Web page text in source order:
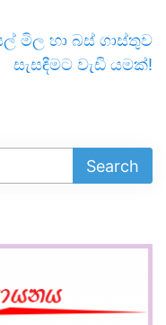
මිල හා බස් ගාස්තුව
සැසඳීමට වැඩි යමක්!